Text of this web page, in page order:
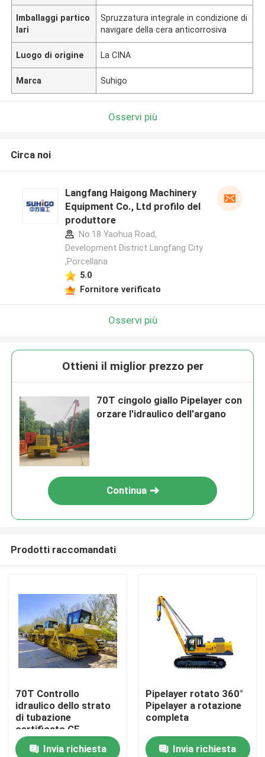
Casa
Imballaggi partico
lari
Spruzzatura integrale in condizione di
navigare della cera anticorrosiva
Luogo di origine La CINA
Marca Suhigo
Osservi più
Circa noi
Langfang Haigong Machinery
Equipment Co., Ltd profilo del
produttore
No.18 Yaohua Road,
Development District Langfang City
,Porcellana
5.0
Fornitore verificato
Osservi più
Ottieni il miglior prezzo per
70T cingolo giallo Pipelayer con
orzare l'idraulico dell'argano
Continua
Prodotti raccomandati
70T Controllo
idraulico dello strato
di tubazione
certificato CE
Invia richiesta
Pipelayer rotato 360°
Pipelayer a rotazione
completa
Invia richiesta